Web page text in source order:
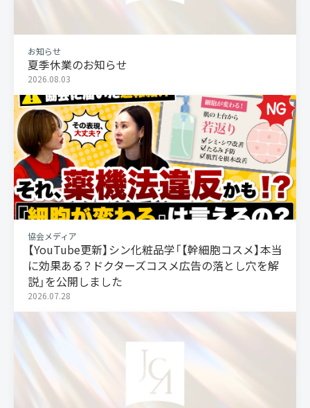
お知らせ
夏季休業のお知らせ
2026.08.03
協会メディア
【YouTube更新】シン化粧品学「【幹細胞コスメ】本当
に効果ある？ドクターズコスメ広告の落とし穴を解
説」を公開しました
2026.07.28